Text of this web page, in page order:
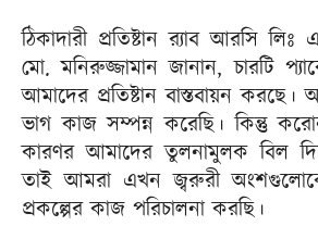
ঠিকাদারী প্রতিষ্টান র‌্যাব আরসি লিঃ
মো. মনিরুজ্জামান জানান, চারটি
আমাদের প্রতিষ্টান বাস্তবায়ন করছে।
ভাগ কাজ সম্পন্ন করেছি। কিন্তু
কারণর আমাদের তুলনামুলক বিল
তাই আমরা এখন জ্বরুরী অংশগুলোকে
প্রকল্পের কাজ পরিচালনা করছি।